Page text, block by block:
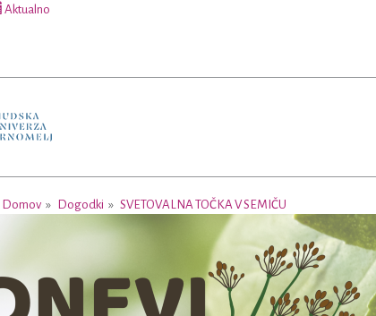
Aktualno
Domov Dogodki SVETOVALNA TOČKA V SEMIČU